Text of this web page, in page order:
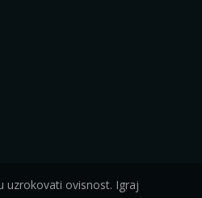
uzrokovati ovisnost. Igraj